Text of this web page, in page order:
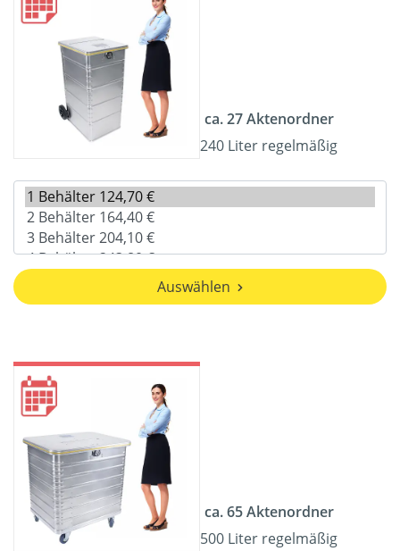
ca. 27 Aktenordner
240 Liter regelmäßig
Auswählen
ca. 65 Aktenordner
500 Liter regelmäßig